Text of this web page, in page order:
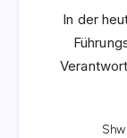
In der